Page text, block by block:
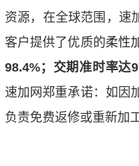
资源，在全球范围，速
客户提供了优质的柔性
98.4%；交期准时率达
速加网郑重承诺：如因
负责免费返修或重新加